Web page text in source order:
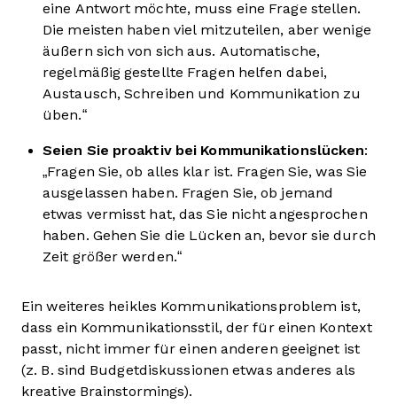
eine Antwort möchte, muss eine Frage stellen.
Die meisten haben viel mitzuteilen, aber wenige
äußern sich von sich aus. Automatische,
regelmäßig gestellte Fragen helfen dabei,
Austausch, Schreiben und Kommunikation zu
üben.“
Seien Sie proaktiv bei Kommunikationslücken:
„Fragen Sie, ob alles klar ist. Fragen Sie, was Sie
ausgelassen haben. Fragen Sie, ob jemand
etwas vermisst hat, das Sie nicht angesprochen
haben. Gehen Sie die Lücken an, bevor sie durch
Zeit größer werden.“
Ein weiteres heikles Kommunikationsproblem ist,
dass ein Kommunikationsstil, der für einen Kontext
passt, nicht immer für einen anderen geeignet ist
(z. B. sind Budgetdiskussionen etwas anderes als
kreative Brainstormings).